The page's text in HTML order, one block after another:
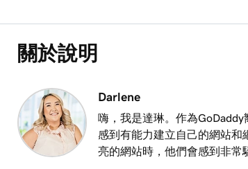
關於說明
Darlene
嗨，我是達琳。作為
感到有能力建立自己的網站和
亮的網站時，他們會感到非常